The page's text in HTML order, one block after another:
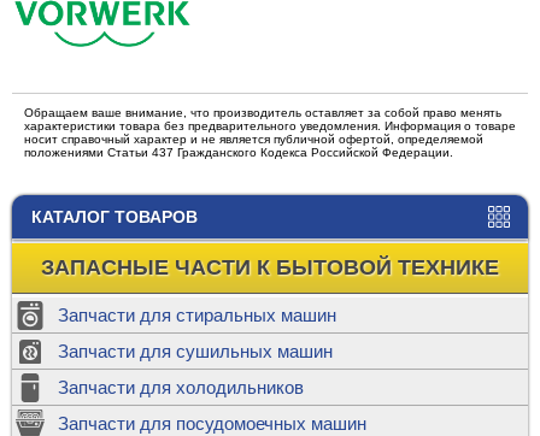
КАТАЛОГ ТОВАРОВ
ЗАПАСНЫЕ ЧАСТИ К БЫТОВОЙ ТЕХНИКЕ
Запчасти для стиральных машин
Запчасти для сушильных машин
Запчасти для холодильников
Запчасти для посудомоечных машин
Обращаем ваше внимание, что производитель оставляет за собой право менять
характеристики товара без предварительного уведомления. Информация о товаре
носит справочный характер и не является публичной офертой, определяемой
положениями Статьи 437 Гражданского Кодекса Российской Федерации.